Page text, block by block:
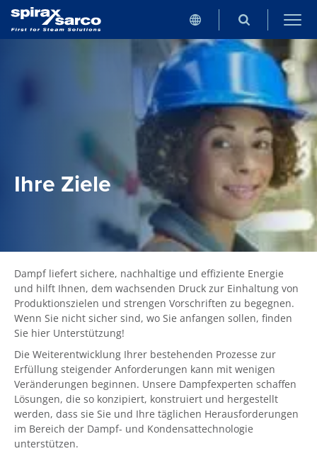
Ihre Ziele
Dampf liefert sichere, nachhaltige und effiziente Energie
und hilft Ihnen, dem wachsenden Druck zur Einhaltung von
Produktionszielen und strengen Vorschriften zu begegnen.
Wenn Sie nicht sicher sind, wo Sie anfangen sollen, finden
Sie hier Unterstützung!
Die Weiterentwicklung Ihrer bestehenden Prozesse zur
Erfüllung steigender Anforderungen kann mit wenigen
Veränderungen beginnen. Unsere Dampfexperten schaffen
Lösungen, die so konzipiert, konstruiert und hergestellt
werden, dass sie Sie und Ihre täglichen Herausforderungen
im Bereich der Dampf- und Kondensattechnologie
unterstützen.